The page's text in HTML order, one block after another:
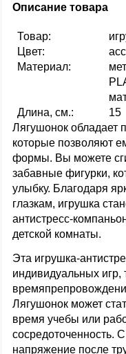
Описание товара
Товар:
Цвет:
Материал:
Длина, см.:
15
Лягушонок обладает
которые позволяют
формы. Вы можете
забавные фигурки,
улыбку. Благодаря
глазкам, игрушка
антистресс-
детской комнаты.
Эта игрушка-
индивидуальных игр,
Лягушонок может
время учебы или
сосредоточенность.
напряжение после